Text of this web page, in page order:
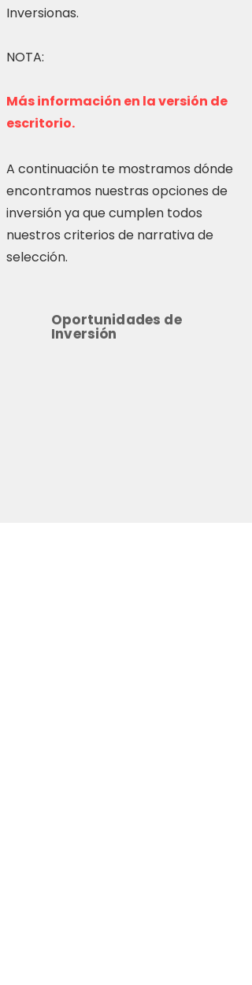
Inversionas.
NOTA:
Más información en la versión de
escritorio.
A continuación te mostramos dónde
encontramos nuestras opciones de
inversión ya que cumplen todos
nuestros criterios de narrativa de
selección.
Oportunidades de
Inversión